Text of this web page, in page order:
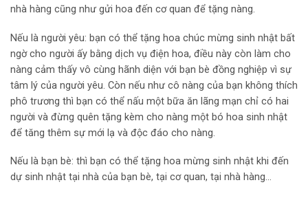
nhà hàng cũng như gửi hoa đến cơ quan để tặng nàng.
Nếu là người yêu: bạn có thể tặng hoa chúc mừng sinh nhật bất
ngờ cho người ấy bằng dịch vụ điện hoa, điều này còn làm cho
nàng cảm thấy vô cùng hãnh diện với bạn bè đồng nghiệp vì sự
tâm lý của người yêu. Còn nếu như cô nàng của bạn không thích
phô trương thì bạn có thể nấu một bữa ăn lãng mạn chỉ có hai
người và đừng quên tặng kèm cho nàng một bó hoa sinh nhật
để tăng thêm sự mới lạ và độc đáo cho nàng.
Nếu là bạn bè: thì bạn có thể tặng hoa mừng sinh nhật khi đến
dự sinh nhật tại nhà của bạn bè, tại cơ quan, tại nhà hàng…